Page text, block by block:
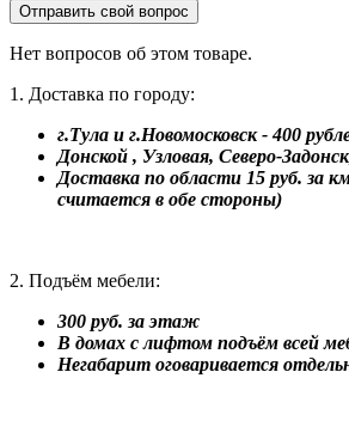
Отправить свой вопрос
Нет вопросов об этом товаре.
1. Доставка по городу:
г.Тула и г.Новомосковск - 400
Донской , Узловая, Северо-
Доставка по области 15 руб. за
считается в обе стороны)
2. Подъём мебели:
300 руб. за этаж
В домах с лифтом подъём всей
Негабарит оговаривается